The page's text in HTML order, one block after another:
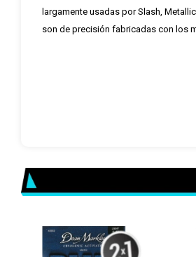
largamente usadas por Slash,
son de precisión fabricadas con los